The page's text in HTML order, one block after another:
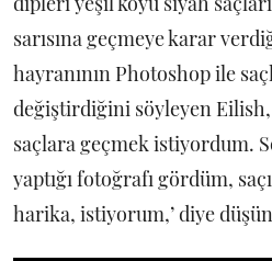
sarısına geçmeye karar
hayranının Photoshop ile
değiştirdiğini söyleyen
saçlara geçmek istiyordum.
yaptığı fotoğrafı gördüm,
harika, istiyorum,’ diye